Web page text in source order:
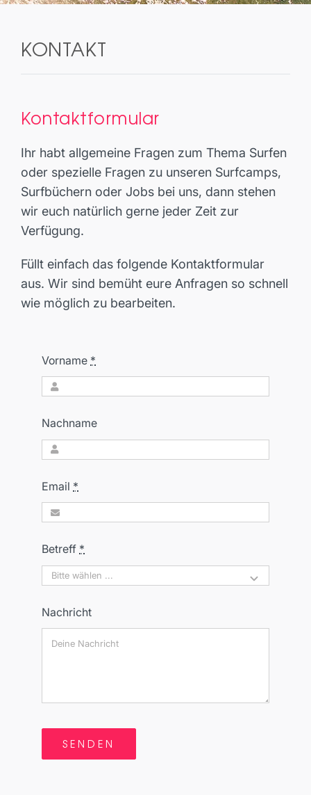
KONTAKT
Kontaktformular
Ihr habt allgemeine Fragen zum Thema Surfen
oder spezielle Fragen zu unseren Surfcamps,
Surfbüchern oder Jobs bei uns, dann stehen
wir euch natürlich gerne jeder Zeit zur
Verfügung.
Füllt einfach das folgende Kontaktformular
aus. Wir sind bemüht eure Anfragen so schnell
wie möglich zu bearbeiten.
Vorname *
Nachname
Email *
Betreff *
Nachricht
SENDEN